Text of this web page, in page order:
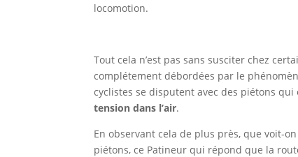
locomotion.
Tout cela n’est pas sans susciter chez
complétement débordées par le
cyclistes se disputent avec des piétons
tension dans l’air.
En observant cela de plus près, que voit-
piétons, ce Patineur qui répond que la